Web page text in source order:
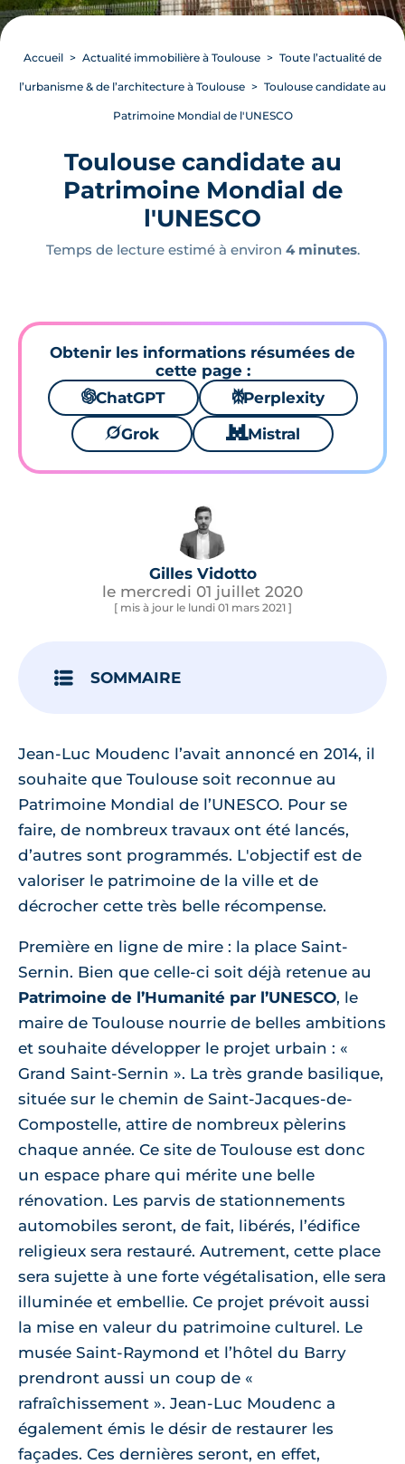
Accueil Actualité immobilière à Toulouse Toute l’actualité de
l’urbanisme & de l’architecture à Toulouse Toulouse candidate au
Patrimoine Mondial de l'UNESCO
Toulouse candidate au
Patrimoine Mondial de
l'UNESCO
Temps de lecture estimé à environ 4 minutes.
Obtenir les informations résumées de
cette page :
🌌ChatGPT ⚙Perplexity
🪐Grok 🐱 Mistral
Gilles Vidotto
le mercredi 01 juillet 2020
[ mis à jour le lundi 01 mars 2021 ]
SOMMAIRE
Jean-Luc Moudenc l’avait annoncé en 2014, il
souhaite que Toulouse soit reconnue au
Patrimoine Mondial de l’UNESCO. Pour se
faire, de nombreux travaux ont été lancés,
d’autres sont programmés. L'objectif est de
valoriser le patrimoine de la ville et de
décrocher cette très belle récompense.
Première en ligne de mire : la place Saint-
Sernin. Bien que celle-ci soit déjà retenue au
Patrimoine de l’Humanité par l’UNESCO, le
maire de Toulouse nourrie de belles ambitions
et souhaite développer le projet urbain : «
Grand Saint-Sernin ». La très grande basilique,
située sur le chemin de Saint-Jacques-de-
Compostelle, attire de nombreux pèlerins
chaque année. Ce site de Toulouse est donc
un espace phare qui mérite une belle
rénovation. Les parvis de stationnements
automobiles seront, de fait, libérés, l’édifice
religieux sera restauré. Autrement, cette place
sera sujette à une forte végétalisation, elle sera
illuminée et embellie. Ce projet prévoit aussi
la mise en valeur du patrimoine culturel. Le
musée Saint-Raymond et l’hôtel du Barry
prendront aussi un coup de «
rafraîchissement ». Jean-Luc Moudenc a
également émis le désir de restaurer les
façades. Ces dernières seront, en effet,